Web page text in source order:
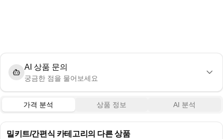
AI 상품 문의
궁금한 점을 물어보세요
가격 분석 상품 정보 AI 분석
밀키트/간편식 카테고리의 다른 상품